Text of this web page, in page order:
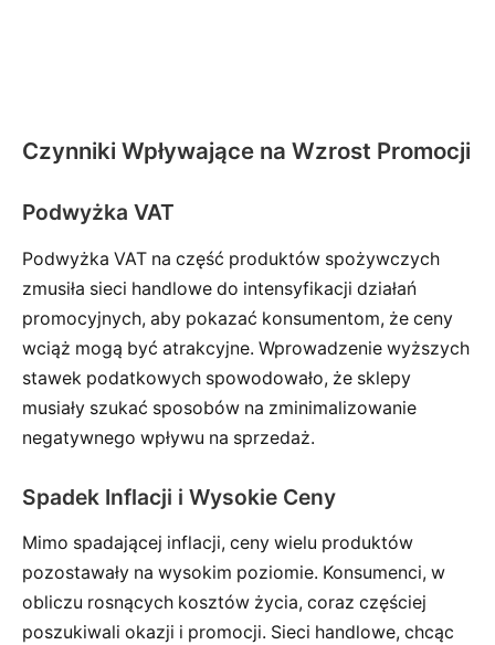
Czynniki Wpływające na Wzrost Promocji
Podwyżka VAT
Podwyżka VAT na część produktów spożywczych
zmusiła sieci handlowe do intensyfikacji działań
promocyjnych, aby pokazać konsumentom, że ceny
wciąż mogą być atrakcyjne. Wprowadzenie wyższych
stawek podatkowych spowodowało, że sklepy
musiały szukać sposobów na zminimalizowanie
negatywnego wpływu na sprzedaż.
Spadek Inflacji i Wysokie Ceny
Mimo spadającej inflacji, ceny wielu produktów
pozostawały na wysokim poziomie. Konsumenci, w
obliczu rosnących kosztów życia, coraz częściej
poszukiwali okazji i promocji. Sieci handlowe, chcąc